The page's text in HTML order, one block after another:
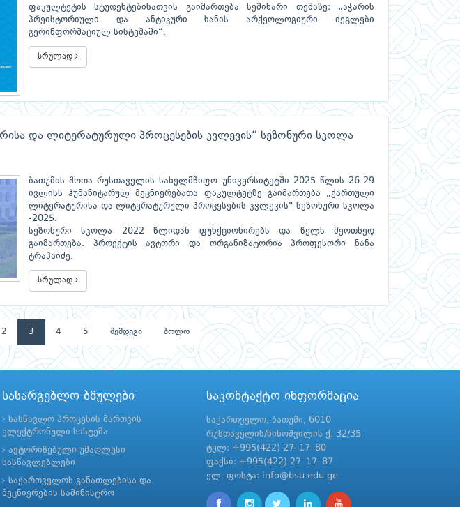
ფაკულტეტის სტუდენტებისათვის გაიმართება სემინარი თემაზე: „აჭარის
პრეისტორიული და ანტიკური ხანის არქეოლოგიური ძეგლები
გეოინფორმაციულ სისტემაში“.
სრულად
და ლიტერატურული პროცესების კვლევის“ სეზონური სკოლა
ბათუმის შოთა რუსთაველის სახელმწიფო უნივერსიტეტში 2025 წლის 26-29
ივლისს ჰუმანიტარულ მეცნიერებათა ფაკულტეტზე გაიმართება „ქართული
ლიტერატურისა და ლიტერატურული პროცესების კვლევის“ სეზონური სკოლა
-2025.
სეზონური სკოლა 2022 წლიდან ფუნქციონირებს და წელს მეოთხედ
გაიმართება. პროექტის ავტორი და ორგანიზატორია პროფესორი ნანა
ტრაპაიძე.
სრულად
2 3 4 5 შემდეგი ბოლო
სასარგებლო ბმულები
სასწავლო პროცესის მართვის
ელექტრონული სისტემა
ავტორიზებული უმაღლესი
სასწავლებლები
საქართველოს განათლებისა და
მეცნიერების სამინისტრო
საკონტაქტო ინფორმაცია
საქართველო, ბათუმი, 6010
რუსთაველის/ნინოშვილის ქ. 32/35
ტელ: +995(422) 27–17–80
ფაქსი: +995(422) 27–17–87
ელ. ფოსტა: info@bsu.edu.ge